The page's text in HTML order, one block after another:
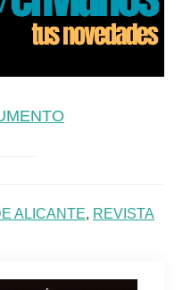
ALICANTE, REVISTA